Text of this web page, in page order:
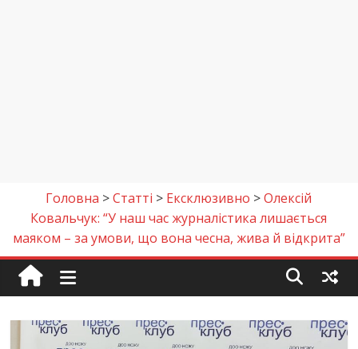
Головна >Cтаттi > Ексклюзивно >Олексій
Ковальчук: “У наш час журналістика лишається
маяком – за умови, що вона чесна, жива й відкрита”